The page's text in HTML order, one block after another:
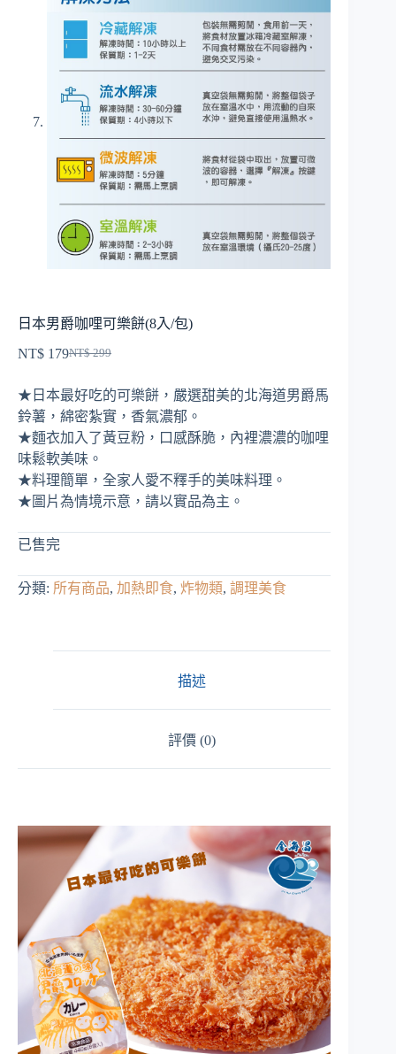
日本男爵咖哩可樂餅(8入/包)
NT$299
始
價
格：
NT$ 299。
NT$ 179
前
價
格：
NT$ 179。
★日本最好吃的可樂餅，嚴選甜美的北海道男爵馬
鈴薯，綿密紮實，香氣濃郁。
★麵衣加入了黃豆粉，口感酥脆，內裡濃濃的咖哩
味鬆軟美味。
★料理簡單，全家人愛不釋手的美味料理。
★圖片為情境示意，請以實品為主。
已售完
分類: 所有商品, 加熱即食, 炸物類, 調理美食
描述
評價 (0)